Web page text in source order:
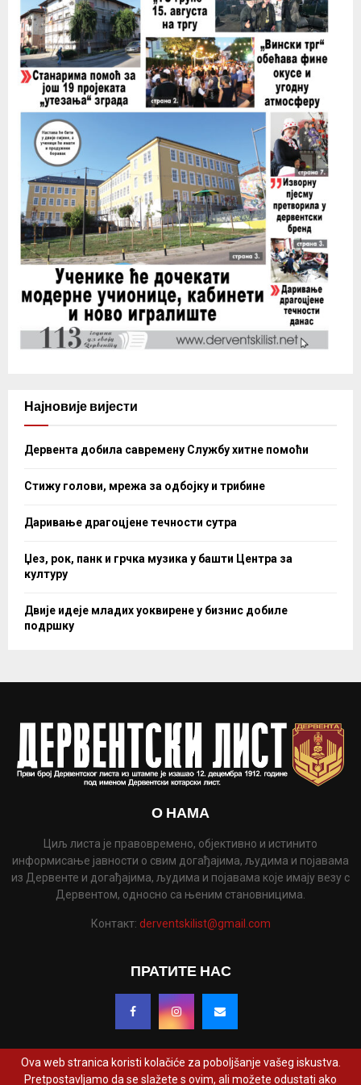
Најновије вијести
Дервента добила савремену Службу хитне помоћи
Стижу голови, мрежа за одбојку и трибине
Даривање драгоцјене течности сутра
Џез, рок, панк и грчка музика у башти Центра за
културу
Двије идеје младих уоквирене у бизнис добиле
подршку
О НАМА
Циљ листа је правовремено, објективно и истинито
информисање јавности о свим догађајима, људима и појавама
из Дервенте и догађајима, људима и појавама које имају везу с
Дервентом, односно са њеним становницима.
Контакт: derventskilist@gmail.com
ПРАТИТЕ НАС
Ova web stranica koristi kolačiće za poboljšanje vašeg iskustva.
Pretpostavljamo da se slažete s ovim, ali možete odustati ako